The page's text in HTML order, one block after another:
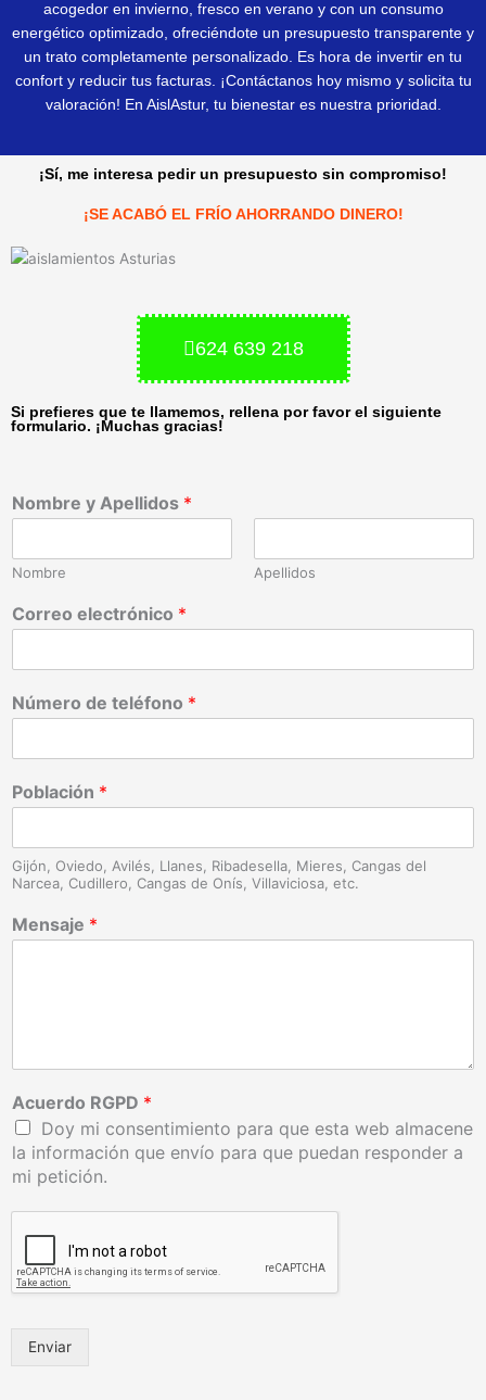
acogedor en invierno, fresco en verano y con un consumo
energético optimizado, ofreciéndote un presupuesto transparente y
un trato completamente personalizado. Es hora de invertir en tu
confort y reducir tus facturas. ¡Contáctanos hoy mismo y solicita tu
valoración! En AislAstur, tu bienestar es nuestra prioridad.
¡Sí, me interesa pedir un presupuesto sin compromiso!
¡SE ACABÓ EL FRÍO AHORRANDO DINERO!
624 639 218
Si prefieres que te llamemos, rellena por favor el siguiente
formulario. ¡Muchas gracias!
Nombre y Apellidos *
Nombre Apellidos
Correo electrónico *
Número de teléfono *
Población *
Gijón, Oviedo, Avilés, Llanes, Ribadesella, Mieres, Cangas del
Narcea, Cudillero, Cangas de Onís, Villaviciosa, etc.
Mensaje *
Acuerdo RGPD *
Doy mi consentimiento para que esta web almacene
la información que envío para que puedan responder a
mi petición.
Enviar